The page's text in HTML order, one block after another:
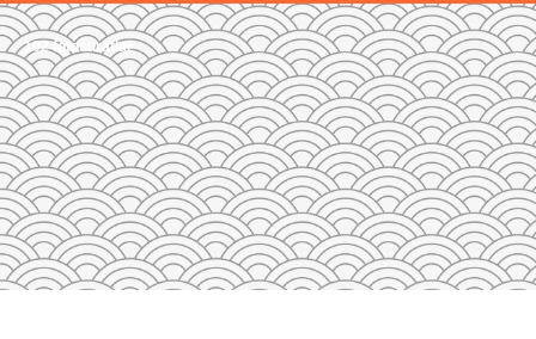
102 fotosuratlar